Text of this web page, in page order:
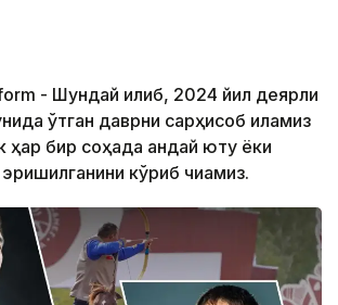
- Шундай қилиб, 2024 йил деярли
ўтган даврни сарҳисоб қиламиз
бир соҳада қандай ютуқ ёки
кўриб чиқамиз.